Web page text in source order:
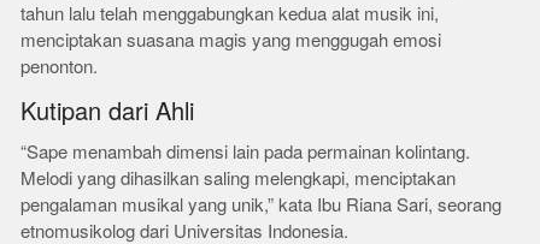
tahun lalu telah menggabungkan kedua alat musik ini,
menciptakan suasana magis yang menggugah emosi
penonton.
Kutipan dari Ahli
“Sape menambah dimensi lain pada permainan kolintang.
Melodi yang dihasilkan saling melengkapi, menciptakan
pengalaman musikal yang unik,” kata Ibu Riana Sari, seorang
etnomusikolog dari Universitas Indonesia.